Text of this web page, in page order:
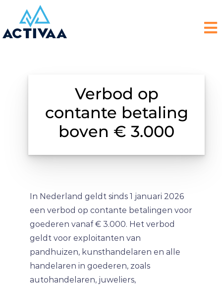
Verbod op
contante betaling
boven € 3.000
In Nederland geldt sinds 1 januari 2026
een verbod op contante betalingen voor
goederen vanaf € 3.000. Het verbod
geldt voor exploitanten van
pandhuizen, kunsthandelaren en alle
handelaren in goederen, zoals
autohandelaren, juweliers,